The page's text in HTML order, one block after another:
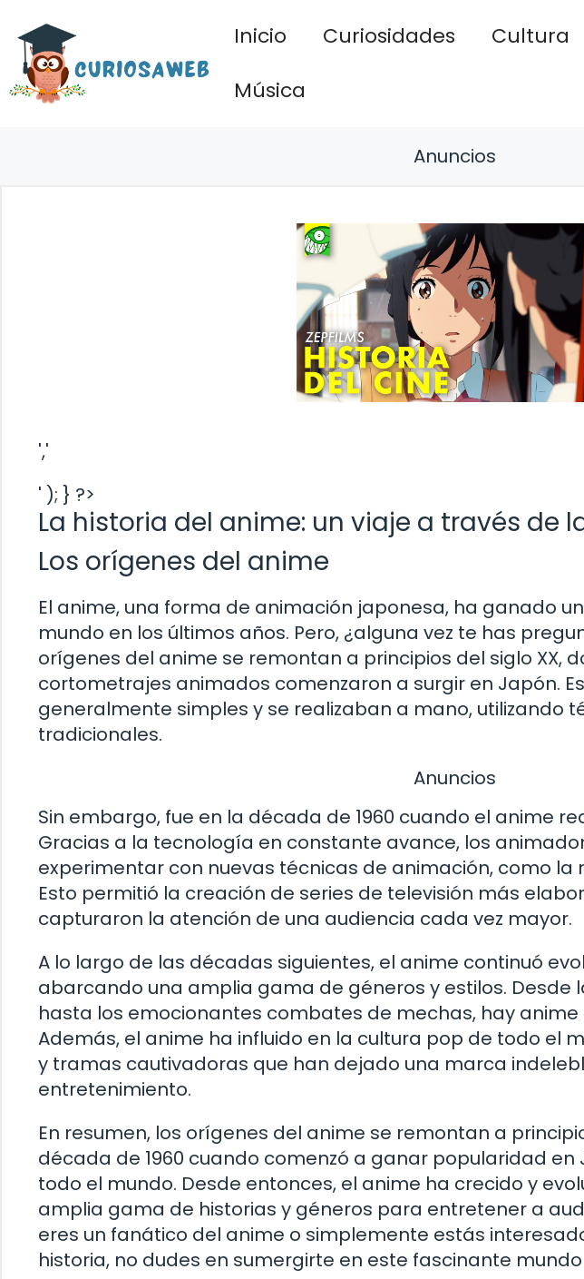
contenido
Inicio Curiosidades Cultura
Música
Anuncios
','
' ); } ?>
La historia del anime: un viaje a través de
Los orígenes del anime
El anime, una forma de animación japonesa, ha ganado
mundo en los últimos años. Pero, ¿alguna vez te has
orígenes del anime se remontan a principios del siglo XX,
cortometrajes animados comenzaron a surgir en Japón.
generalmente simples y se realizaban a mano, utilizando
tradicionales.
Anuncios
Sin embargo, fue en la década de 1960 cuando el anime
Gracias a la tecnología en constante avance, los
experimentar con nuevas técnicas de animación, como la
Esto permitió la creación de series de televisión más
capturaron la atención de una audiencia cada vez mayor.
A lo largo de las décadas siguientes, el anime continuó
abarcando una amplia gama de géneros y estilos. Desde
hasta los emocionantes combates de mechas, hay
Además, el anime ha influido en la cultura pop de todo el
y tramas cautivadoras que han dejado una marca
entretenimiento.
En resumen, los orígenes del anime se remontan a
década de 1960 cuando comenzó a ganar popularidad
todo el mundo. Desde entonces, el anime ha crecido y
amplia gama de historias y géneros para entretener a
eres un fanático del anime o simplemente estás
historia, no dudes en sumergirte en este fascinante